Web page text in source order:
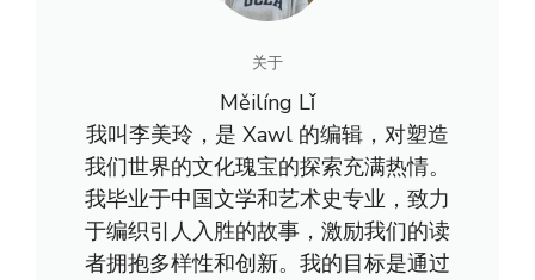
关于
Měilíng Lǐ
我叫李美玲，是 Xawl 的编辑，对塑造
我们世界的文化瑰宝的探索充满热情。
我毕业于中国文学和艺术史专业，致力
于编织引人入胜的故事，激励我们的读
者拥抱多样性和创新。我的目标是通过